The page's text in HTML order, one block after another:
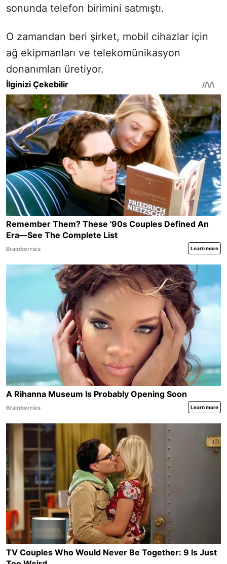
sonunda telefon birimini satmıştı.
O zamandan beri şirket, mobil cihazlar için
ağ ekipmanları ve telekomünikasyon
donanımları üretiyor.